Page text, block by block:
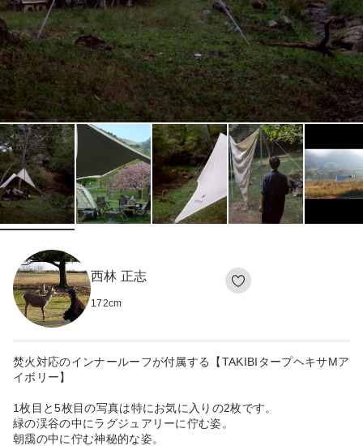
西林 正志
172cm
焚火対応のインナールーフが付属する【TAKIBIタープヘキサMア
イボリー】
1枚目と5枚目の写真は特にお気に入りの2枚です。
緑の渓谷の中にラグジュアリーに佇む姿。
朝靄の中に佇む神秘的な姿。